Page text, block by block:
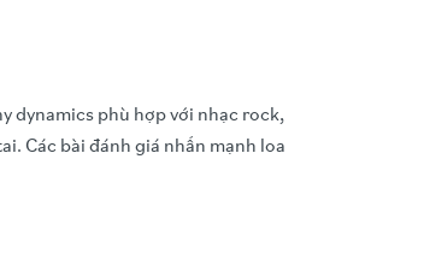
dynamics phù hợp với nhạc rock,
Các bài đánh giá nhấn mạnh loa